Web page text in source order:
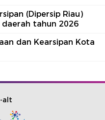
(Dipersip Riau)
tahun 2026
dan Kearsipan Kota